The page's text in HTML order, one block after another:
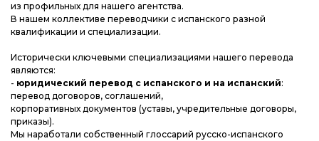
из профильных для нашего агентства.
В нашем коллективе переводчики с испанского разной
квалификации и специализации.
Исторически ключевыми специализациями нашего перевода
являются:
- юридический перевод с испанского и на испанский:
перевод договоров, соглашений,
корпоративных документов (уставы, учредительные договоры,
приказы).
Мы наработали собственный глоссарий русско-испанского